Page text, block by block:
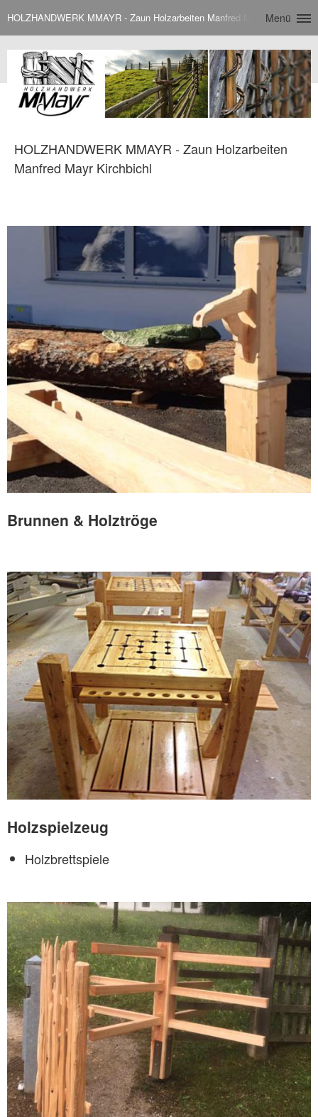
HOLZHANDWERK MMAYR - Zaun Holzarbeiten Manfred Mayr Kirchbichl
Menü
HOLZHANDWERK MMAYR - Zaun Holzarbeiten
Manfred Mayr Kirchbichl
Brunnen & Holztröge
Holzspielzeug
Holzbrettspiele